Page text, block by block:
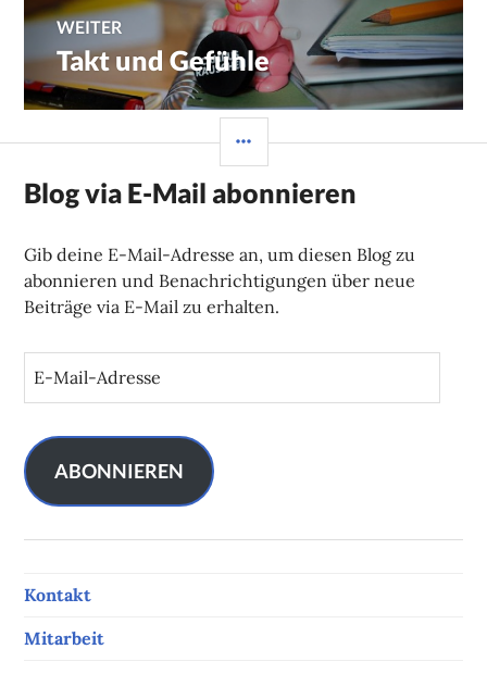
WEITER
Nächster
Beitrag:
Takt und Gefühle
Blog via E-Mail abonnieren
Gib deine E-Mail-Adresse an, um diesen Blog zu
abonnieren und Benachrichtigungen über neue
Beiträge via E-Mail zu erhalten.
i
l
A
r
s
ABONNIEREN
Kontakt
Mitarbeit